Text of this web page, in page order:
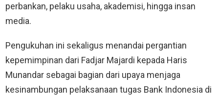
perbankan, pelaku usaha, akademisi, hingga insan
media.
Pengukuhan ini sekaligus menandai pergantian
kepemimpinan dari Fadjar Majardi kepada Haris
Munandar sebagai bagian dari upaya menjaga
kesinambungan pelaksanaan tugas Bank Indonesia di